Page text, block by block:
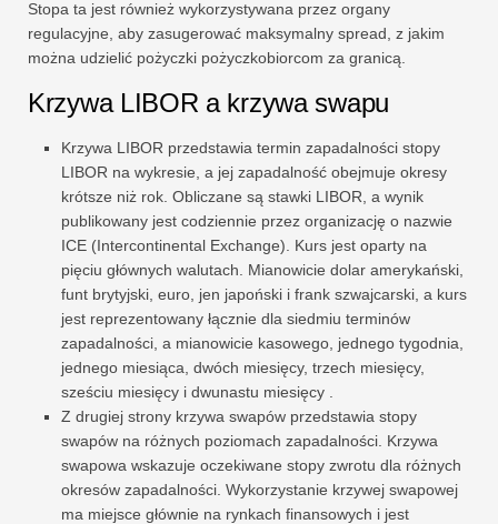
Stopa ta jest również wykorzystywana przez organy
regulacyjne, aby zasugerować maksymalny spread, z jakim
można udzielić pożyczki pożyczkobiorcom za granicą.
Krzywa LIBOR a krzywa swapu
Krzywa LIBOR przedstawia termin zapadalności stopy
LIBOR na wykresie, a jej zapadalność obejmuje okresy
krótsze niż rok. Obliczane są stawki LIBOR, a wynik
publikowany jest codziennie przez organizację o nazwie
ICE (Intercontinental Exchange). Kurs jest oparty na
pięciu głównych walutach. Mianowicie dolar amerykański,
funt brytyjski, euro, jen japoński i frank szwajcarski, a kurs
jest reprezentowany łącznie dla siedmiu terminów
zapadalności, a mianowicie kasowego, jednego tygodnia,
jednego miesiąca, dwóch miesięcy, trzech miesięcy,
sześciu miesięcy i dwunastu miesięcy .
Z drugiej strony krzywa swapów przedstawia stopy
swapów na różnych poziomach zapadalności. Krzywa
swapowa wskazuje oczekiwane stopy zwrotu dla różnych
okresów zapadalności. Wykorzystanie krzywej swapowej
ma miejsce głównie na rynkach finansowych i jest